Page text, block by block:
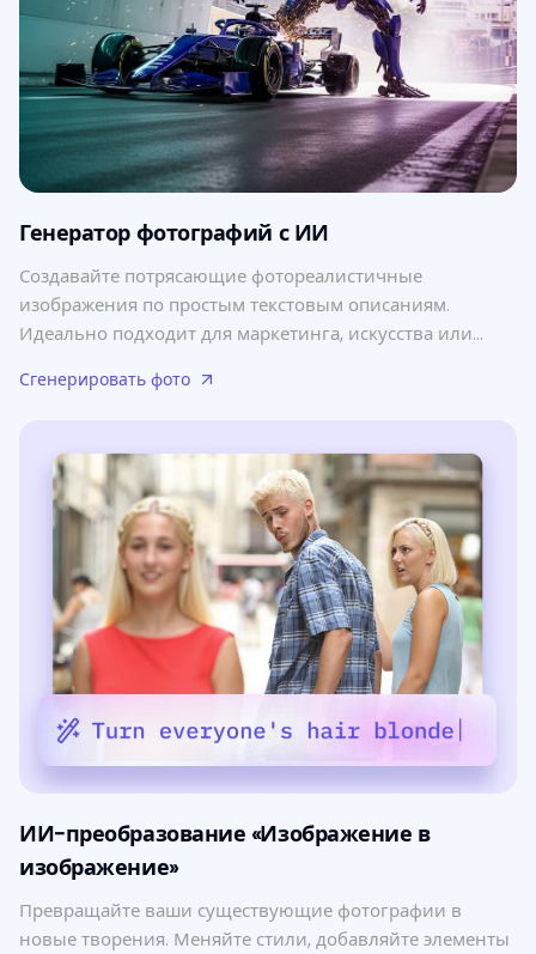
Генератор фотографий с ИИ
Создавайте потрясающие фотореалистичные
изображения по простым текстовым описаниям.
Идеально подходит для маркетинга, искусства или
Сгенерировать фото
ИИ-преобразование «Изображение в
изображение»
Превращайте ваши существующие фотографии в
новые творения. Меняйте стили, добавляйте элементы